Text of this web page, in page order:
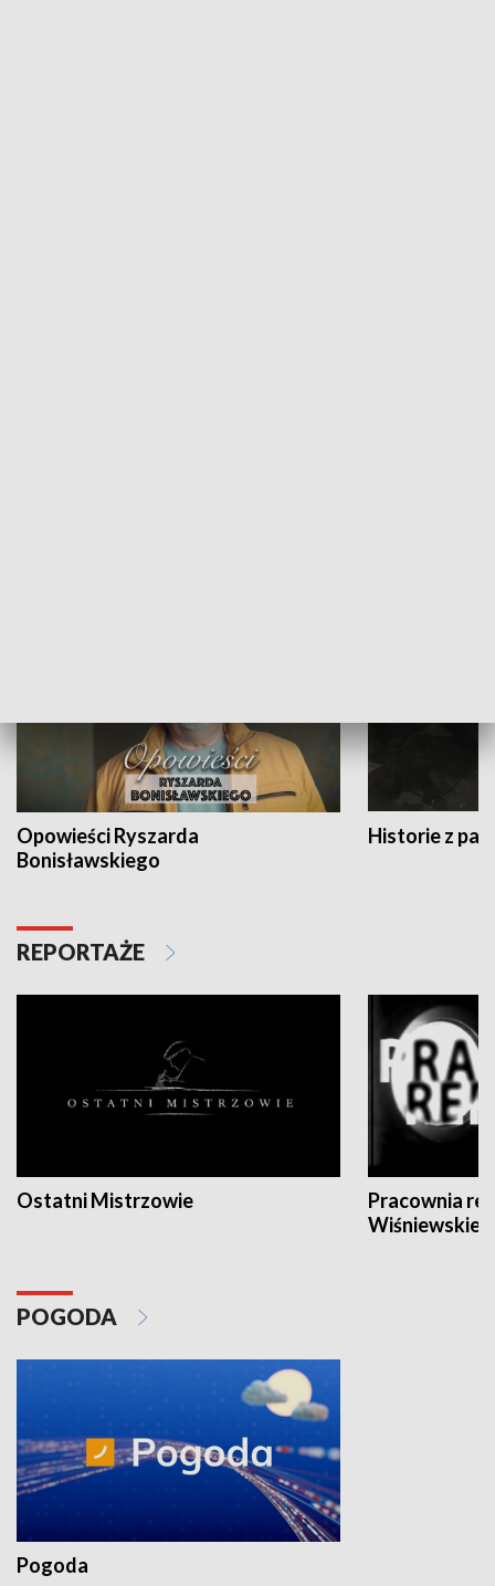
Opowieści Ryszarda
Bonisławskiego
Historie z
REPORTAŻE
Ostatni Mistrzowie
Pracownia
POGODA
Pogoda